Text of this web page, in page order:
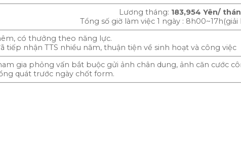
Lương tháng: 183,954 Yên/
Tổng số giờ làm việc 1 ngày :
có thưởng theo năng lực.
tiếp nhận TTS nhiều năm, thuận tiện về sinh hoạt và công việc
gia phỏng vấn bắt buộc gửi ảnh chân dung, ảnh căn cước
quát trước ngày chốt form.